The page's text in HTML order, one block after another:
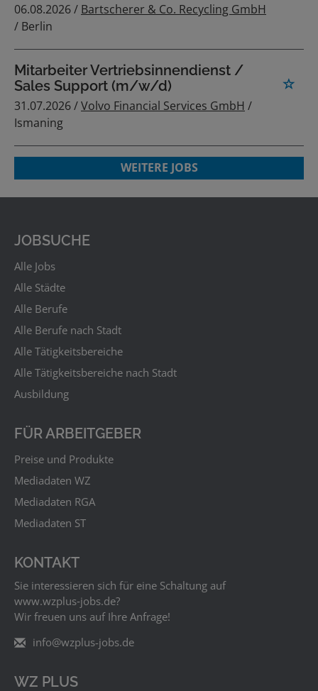
06.08.2026 / Bartscherer & Co. Recycling GmbH
/ Berlin
Mitarbeiter Vertriebsinnendienst /
Sales Support (m/w/d)
31.07.2026 /Volvo Financial Services GmbH /
Ismaning
WEITERE JOBS
JOBSUCHE
Alle Jobs
Alle Städte
Alle Berufe
Alle Berufe nach Stadt
Alle Tätigkeitsbereiche
Alle Tätigkeitsbereiche nach Stadt
Ausbildung
FÜR ARBEITGEBER
Preise und Produkte
Mediadaten WZ
Mediadaten RGA
Mediadaten ST
KONTAKT
Sie interessieren sich für eine Schaltung auf
www.wzplus‑jobs.de?
Wir freuen uns auf Ihre Anfrage!
info@wzplus-jobs.de
WZ PLUS